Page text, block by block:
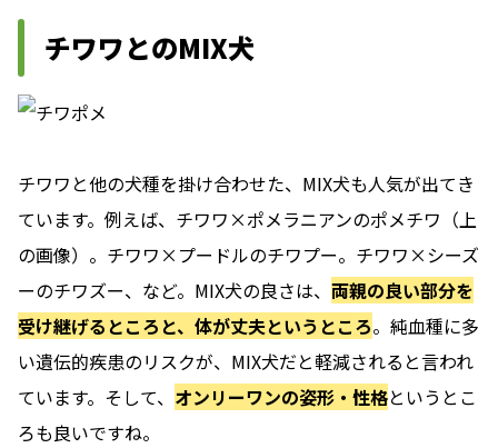
チワワとのMIX犬
チワワと他の犬種を掛け合わせた、MIX犬も人気が出てき
ています。例えば、チワワ×ポメラニアンのポメチワ（上
の画像）。チワワ×プードルのチワプー。チワワ×シーズ
ーのチワズー、など。MIX犬の良さは、 両親の良い部分を
受け継げるところと、体が丈夫というところ。純血種に多
い遺伝的疾患のリスクが、MIX犬だと軽減されると言われ
ています。そして、 オンリーワンの姿形・性格というとこ
ろも良いですね。